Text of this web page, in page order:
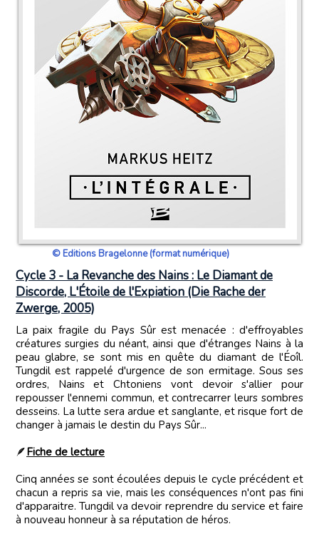
© Editions Bragelonne (format numérique)
Cycle 3 - La Revanche des Nains : Le Diamant de
Discorde, L'Étoile de l'Expiation (Die Rache der
Zwerge, 2005)
La paix fragile du Pays Sûr est menacée : d'effroyables
créatures surgies du néant, ainsi que d'étranges Nains à la
peau glabre, se sont mis en quête du diamant de l'Éoîl.
Tungdil est rappelé d'urgence de son ermitage. Sous ses
ordres, Nains et Chtoniens vont devoir s'allier pour
repousser l'ennemi commun, et contrecarrer leurs sombres
desseins. La lutte sera ardue et sanglante, et risque fort de
changer à jamais le destin du Pays Sûr...
🪶Fiche de lecture
Cinq années se sont écoulées depuis le cycle précédent et
chacun a repris sa vie, mais les conséquences n'ont pas fini
d'apparaitre. Tungdil va devoir reprendre du service et faire
à nouveau honneur à sa réputation de héros.